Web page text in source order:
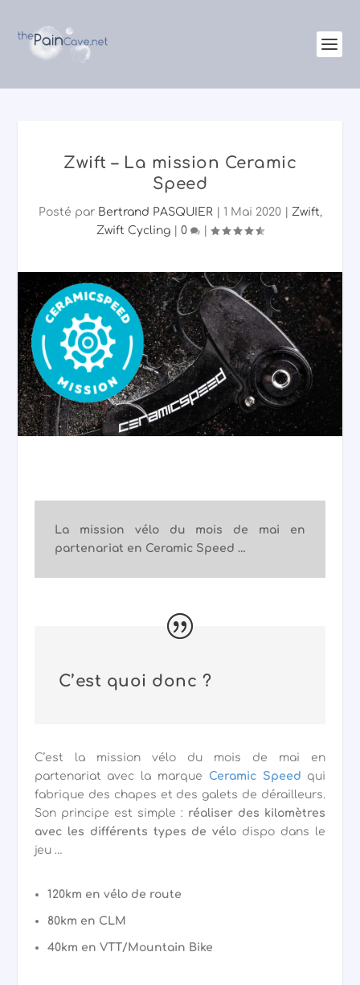
Zwift – La mission Ceramic
Speed
Posté par Bertrand PASQUIER| 1 Mai 2020| Zwift,
Zwift Cycling
0
La mission vélo du mois de mai en
partenariat en Ceramic Speed …
C’est quoi donc ?
C’est la mission vélo du mois de mai en
partenariat avec la marque Ceramic Speed qui
fabrique des chapes et des galets de dérailleurs.
Son principe est simple : réaliser des kilomètres
avec les différents types de vélo dispo dans le
jeu …
120km en vélo de route
80km en CLM
40km en VTT/Mountain Bike